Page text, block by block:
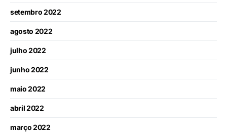
setembro 2022
agosto 2022
julho 2022
junho 2022
maio 2022
abril 2022
março 2022